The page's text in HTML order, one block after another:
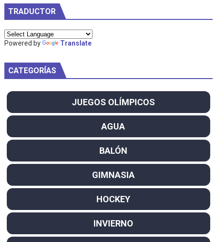
TRADUCTOR
Powered by Translate
CATEGORÍAS
JUEGOS OLÍMPICOS
AGUA
BALÓN
GIMNASIA
HOCKEY
INVIERNO